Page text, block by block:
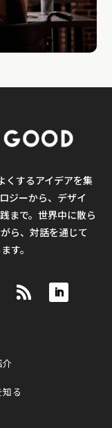
くするアイデアを集
ジーから、デザイ
まで。世界中に散ら
ら、対話を通じて
す。
介
知る